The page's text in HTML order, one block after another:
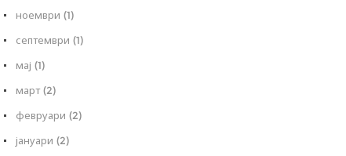
ноември (1)
септември (1)
мај (1)
март (2)
февруари (2)
јануари (2)